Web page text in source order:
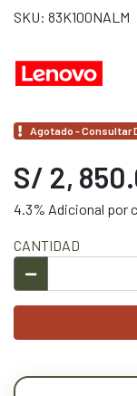
SKU: 83K100NALM
Agotado - Consultar
S/ 2,
4.3% Adicional por
CANTIDAD